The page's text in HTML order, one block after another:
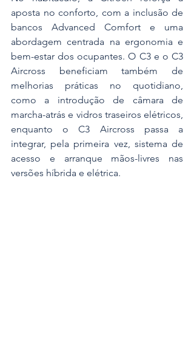
aposta no conforto, com a inclusão de
bancos Advanced Comfort e uma
abordagem centrada na ergonomia e
bem-estar dos ocupantes. O C3 e o C3
Aircross beneficiam também de
melhorias práticas no quotidiano,
como a introdução de câmara de
marcha-atrás e vidros traseiros elétricos,
enquanto o C3 Aircross passa a
integrar, pela primeira vez, sistema de
acesso e arranque mãos-livres nas
versões híbrida e elétrica.